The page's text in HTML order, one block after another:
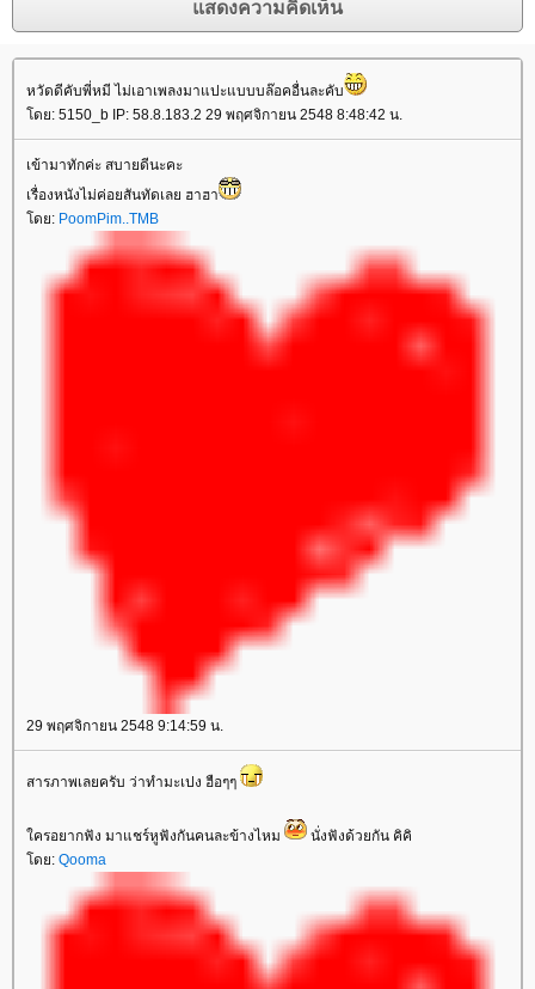
หวัดดีคับพี่หมี ไม่เอาเพลงมาแปะแบบบล๊อคอื่นละคับ
ดย: 5150_b IP: 58.8.183.2 29 พฤศจิกายน 2548 8:48:42 น.
เข้ามาทักค่ะ สบายดีนะคะ
เรื่องหนังไม่ค่อยสันทัดเลย ฮาฮา
ดย: PoomPim..TMB
29 พฤศจิกายน 2548 9:14:59 น.
สารภาพเลยครับ ว่าทำมะเปง ฮือๆๆ
ครอยากฟัง มาแชร์หูฟังกันคนละข้างไหม
นั่งฟังด้วยกัน คิคิ
ดย: Qooma